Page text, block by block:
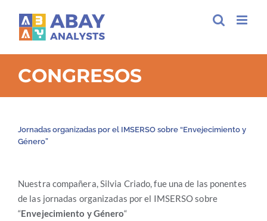
content
CONGRESOS
Jornadas organizadas por el IMSERSO sobre “Envejecimiento y
Género”
Nuestra compañera, Silvia Criado, fue una de las ponentes
de las jornadas organizadas por el IMSERSO sobre
“Envejecimiento y Género“